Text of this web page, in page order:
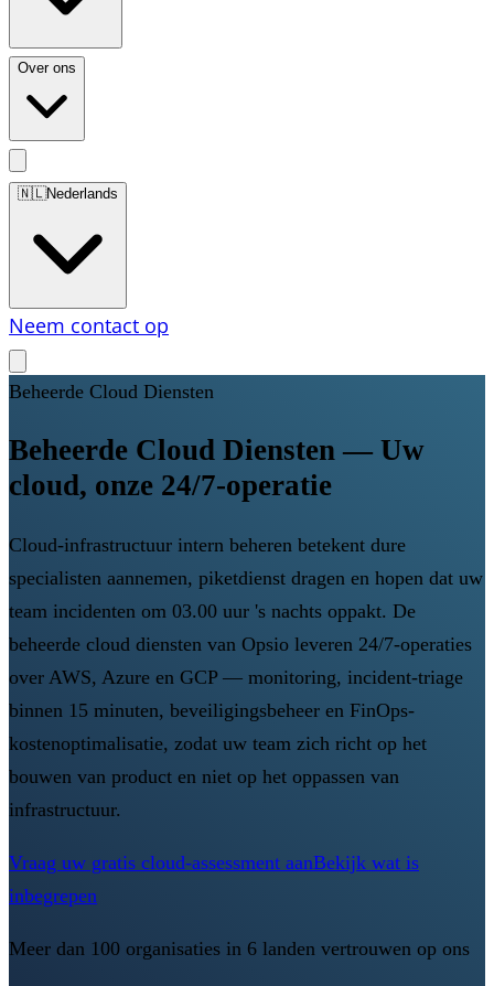
Over ons
🇳🇱Nederlands
Neem contact op
Beheerde Cloud Diensten
Beheerde Cloud Diensten — Uw
cloud, onze 24/7-operatie
Cloud-infrastructuur intern beheren betekent dure
specialisten aannemen, piketdienst dragen en hopen dat uw
team incidenten om 03.00 uur 's nachts oppakt. De
beheerde cloud diensten van Opsio leveren 24/7-operaties
over AWS, Azure en GCP — monitoring, incident-triage
binnen 15 minuten, beveiligingsbeheer en FinOps-
kostenoptimalisatie, zodat uw team zich richt op het
bouwen van product en niet op het oppassen van
infrastructuur.
Vraag uw gratis cloud-assessment aanBekijk wat is
inbegrepen
Meer dan 100 organisaties in 6 landen vertrouwen op ons